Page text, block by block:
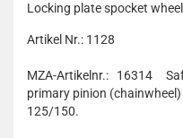
Locking plate spocket
Artikel Nr.: 1128
MZA-Artikelnr.: 16314
primary pinion (chainwheel)
125/150.